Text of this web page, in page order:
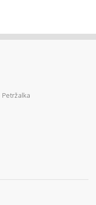
Petržalka